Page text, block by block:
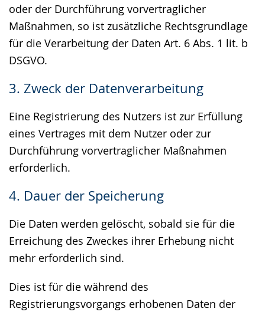
oder der Durchführung vorvertraglicher
Maßnahmen, so ist zusätzliche Rechtsgrundlage
für die Verarbeitung der Daten Art. 6 Abs. 1 lit. b
DSGVO.
3. Zweck der Datenverarbeitung
Eine Registrierung des Nutzers ist zur Erfüllung
eines Vertrages mit dem Nutzer oder zur
Durchführung vorvertraglicher Maßnahmen
erforderlich.
4. Dauer der Speicherung
Die Daten werden gelöscht, sobald sie für die
Erreichung des Zweckes ihrer Erhebung nicht
mehr erforderlich sind.
Dies ist für die während des
Registrierungsvorgangs erhobenen Daten der